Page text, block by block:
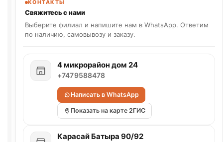
КОНТАКТЫ
Свяжитесь с нами
Выберите филиал и напишите нам в WhatsApp. Ответим
по наличию, самовывозу и заказу.
4 микрорайон дом 24
+7479588478
Написать в WhatsApp
Показать на карте 2ГИС
Карасай Батыра 90/92